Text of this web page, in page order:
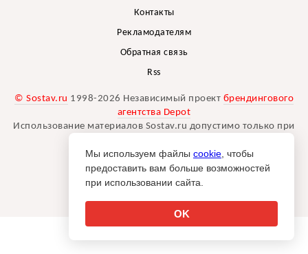
Контакты
Рекламодателям
Обратная связь
Rss
© Sostav.ru 1998-2026 Независимый проект брендингового
агентства Depot
Использование материалов Sostav.ru допустимо только при
Дизайн сайта -Liqium.
18+
Мы используем файлы cookie , чтобы
предоставить вам больше возможностей
при использовании сайта.
OK